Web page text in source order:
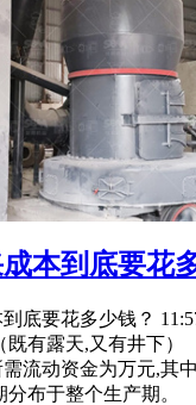
本到底要花
底要花多少钱？
既有露天,又有井下）
流动资金为万元,其
布于整个生产期。